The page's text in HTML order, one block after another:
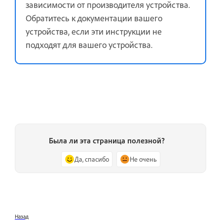
зависимости от производителя устройства.
Обратитесь к документации вашего
устройства, если эти инструкции не
подходят для вашего устройства.
Была ли эта страница полезной?
Да, спасибо Не очень
Назад